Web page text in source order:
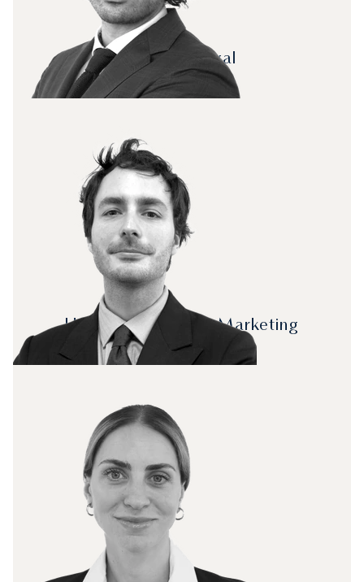
Head of Legal
Kabir Sehmi
Head of Product & Marketing
Gaspard Boscher